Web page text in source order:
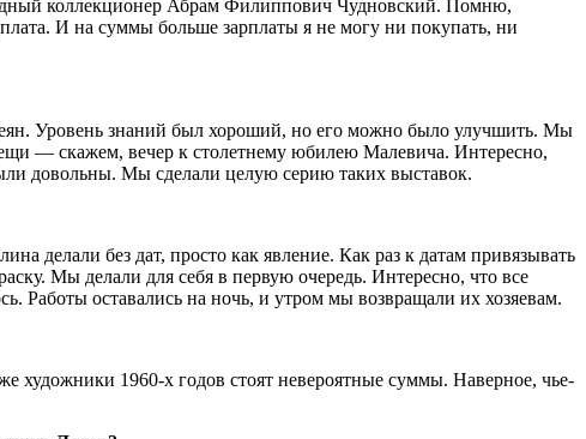
коллекционер Абрам Филиппович Чудновский. Помню,
И на суммы больше зарплаты я не могу ни покупать, ни
Уровень знаний был хороший, но его можно было улучшить. Мы
— скажем, вечер к столетнему юбилею Малевича. Интересно,
довольны. Мы сделали целую серию таких выставок.
делали без дат, просто как явление. Как раз к датам привязывать
Мы делали для себя в первую очередь. Интересно, что все
Работы оставались на ночь, и утром мы возвращали их хозяевам.
1960-х годов стоят невероятные суммы. Наверное, чье-